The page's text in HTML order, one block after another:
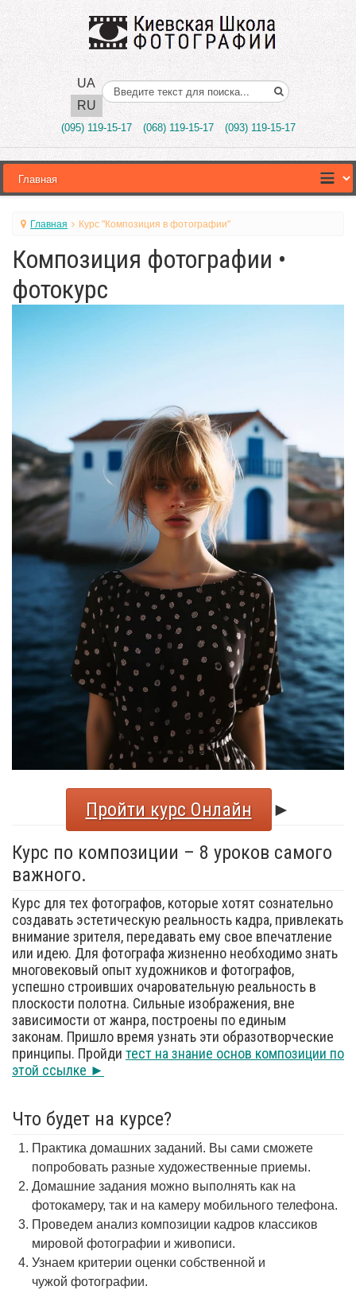
UA
RU
Поиск..
(095) 119-15-17 (068) 119-15-17 (093) 119-15-17
Главная Курс "Композиция в фотографии"
Композиция фотографии •
фотокурс
Пройти курс Онлайн
►
Курс по композиции – 8 уроков самого
важного.
Курс для тех фотографов, которые хотят сознательно
создавать эстетическую реальность кадра, привлекать
внимание зрителя, передавать ему свое впечатление
или идею. Для фотографа жизненно необходимо знать
многовековый опыт художников и фотографов,
успешно строивших очаровательную реальность в
плоскости полотна. Сильные изображения, вне
зависимости от жанра, построены по единым
законам. Пришло время узнать эти образотворческие
принципы. Пройди тест на знание основ композиции по
этой ссылке ►
Что будет на курсе?
Практика домашних заданий. Вы сами сможете
попробовать разные художественные приемы.
Домашние задания можно выполнять как на
фотокамеру, так и на камеру мобильного телефона.
Проведем анализ композиции кадров классиков
мировой фотографии и живописи.
Узнаем критерии оценки собственной и
чужой фотографии.